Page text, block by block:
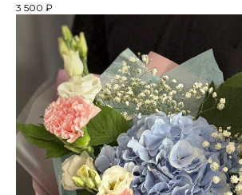
3 500 ₽